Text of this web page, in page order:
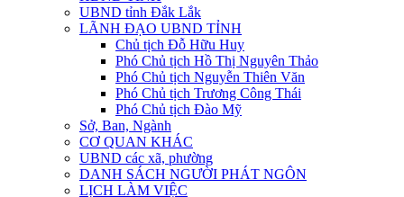
UBND tỉnh Đắk Lắk
LÃNH ĐẠO UBND TỈNH
Chủ tịch Đỗ Hữu Huy
Phó Chủ tịch Hồ Thị Nguyên Thảo
Phó Chủ tịch Nguyễn Thiên Văn
Phó Chủ tịch Trương Công Thái
Phó Chủ tịch Đào Mỹ
Sở, Ban, Ngành
CƠ QUAN KHÁC
UBND các xã, phường
DANH SÁCH NGƯỜI PHÁT NGÔN
LỊCH LÀM VIỆC